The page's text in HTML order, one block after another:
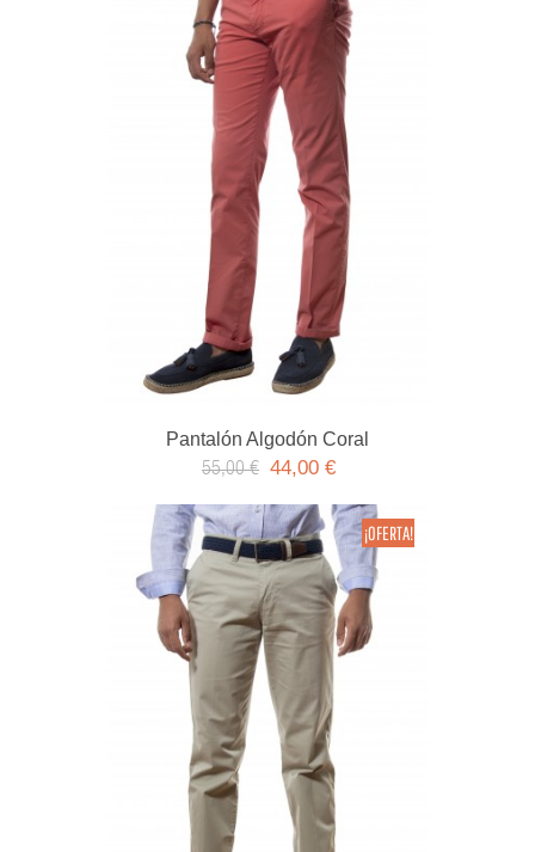
Pantalón Algodón Coral
55,00 € 44,00 €
¡OFERTA!